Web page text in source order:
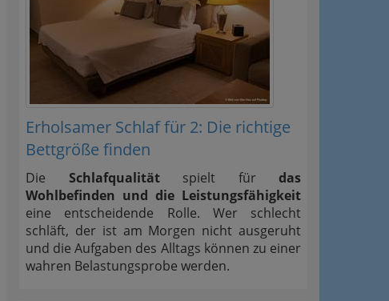
Erholsamer Schlaf für 2: Die richtige
Bettgröße finden
Die Schlafqualitätspielt für das
Wohlbefinden und die Leistungsfähigkeit
eine entscheidende Rolle. Wer schlecht
schläft, der ist am Morgen nicht ausgeruht
und die Aufgaben des Alltags können zu einer
wahren Belastungsprobe werden.